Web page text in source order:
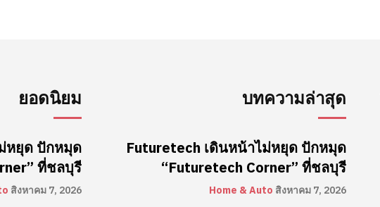
ยอดนิยม
หยุด ปักหมุด
ที่ชลบุรี
สิงหาคม 7, 2026
บทความล่าสุด
Futuretech เดินหน้าไม่หยุด ปักหมุด
“Futuretech Corner” ที่ชลบุรี
Home & Auto สิงหาคม 7, 2026